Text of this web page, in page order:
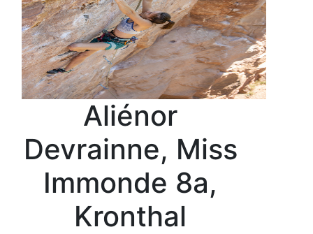
Aliénor
Devrainne, Miss
Immonde 8a,
Kronthal